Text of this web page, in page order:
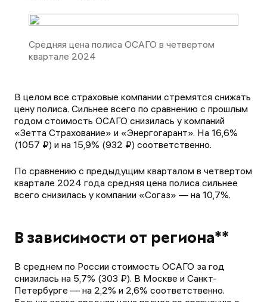
Средняя цена полиса ОСАГО в четвертом
квартале 2024
В целом все страховые компании стремятся снижать
цену полиса. Сильнее всего по сравнению с прошлым
годом стоимость ОСАГО снизилась у компаний
«Зетта Страхование» и «Энергогарант». На 16,6%
(1057 ₽) и на 15,9% (932 ₽) соответственно.
По сравнению с предыдущим кварталом в четвертом
квартале 2024 года средняя цена полиса сильнее
всего снизилась у компании «Согаз» — на 10,7%.
В зависимости от региона**
В среднем по России стоимость ОСАГО за год
снизилась на 5,7% (303 ₽). В Москве и Санкт-
Петербурге — на 2,2% и 2,6% соответственно.